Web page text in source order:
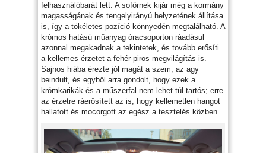
felhasználóbarát lett. A sofőrnek kijár még a kormány
magasságának és tengelyirányú helyzetének állítása
is, így a tökéletes pozíció könnyedén megtalálható. A
krómos hatású műanyag óracsoporton ráadásul
azonnal megakadnak a tekintetek, és tovább erősíti
a kellemes érzetet a fehér-piros megvilágítás is.
Sajnos hiába érezte jól magát a szem, az agy
beindult, és egyből arra gondolt, hogy ezek a
krómkarikák és a műszerfal nem lehet túl tartós; erre
az érzetre ráerősített az is, hogy kellemetlen hangot
hallatott és mocorgott az egész a tesztelés közben.